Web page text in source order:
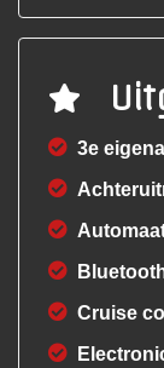
3e
Cruise